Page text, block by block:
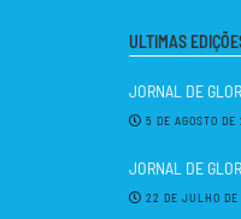
ULTIMAS
JORNAL DE
5 DE AGOSTO
JORNAL DE
22 DE JULHO